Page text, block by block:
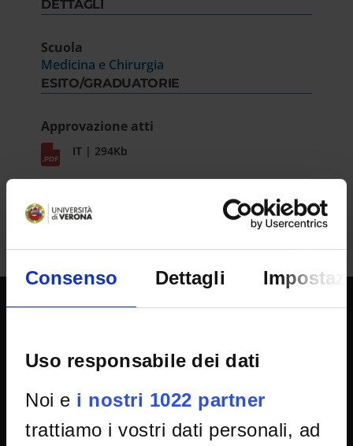
Consenso Dettagli
Uso responsabile dei dati
Noi e i nostri 1022 partner
trattiamo i vostri dati personali, ad
DETTAGLI
Scuola
Medicina e Chirurgia
ESITO/GRADUATORIE
Approvazione atti
IT | 294Kb
Concorsi